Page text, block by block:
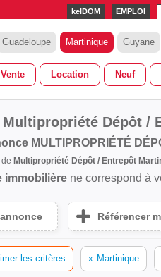
kelDOM EMPLOI
Guadeloupe Martinique Guyane
Vente Location Neuf
Multipropriété Dépôt /
MULTIPROPRIÉTÉ
Multipropriété Dépôt / Entrepôt
immobilièrene correspond à
Référencer
les critères x Martinique